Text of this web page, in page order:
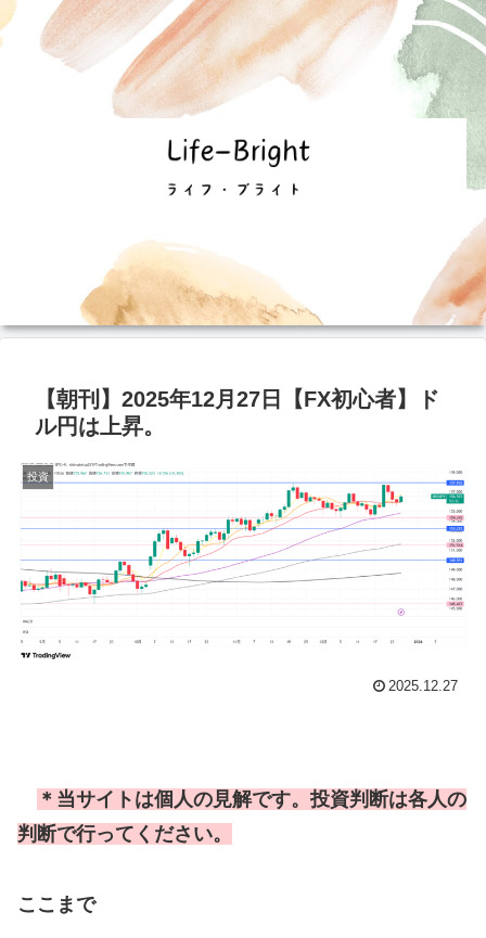
【朝刊】2025年12月27日【FX初心者】ド
ル円は上昇。
投資
2025.12.27
＊当サイトは個人の見解です。投資判断は各人の
判断で行ってください。
ここまで